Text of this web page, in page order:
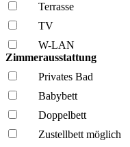
Terrasse
TV
W-LAN
Zimmerausstattung
Privates Bad
Babybett
Doppelbett
Zustellbett möglich